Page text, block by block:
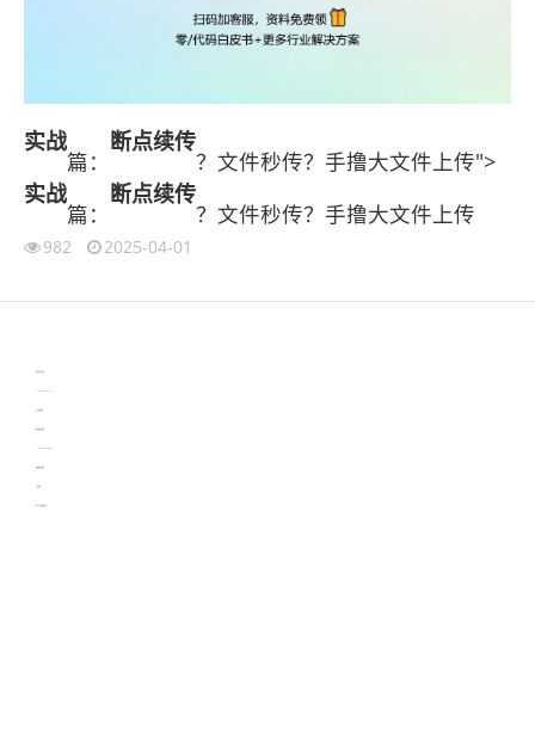
实战
篇：
断点续传
？文件秒传？手撸大文件上传">
实战
篇：
断点续传
？文件秒传？手撸大文件上传
982 2025-04-01